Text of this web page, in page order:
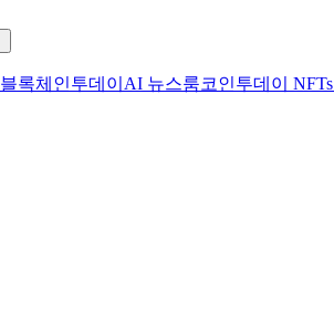
블록체인투데이 AI 뉴스룸코인투데이 NFTs